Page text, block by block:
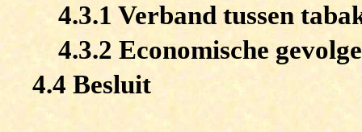
4.3.1 Verband tussen
4.3.2 Economische
4.4 Besluit